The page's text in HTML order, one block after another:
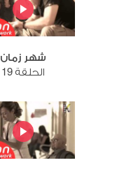
شهر زمان
الحلقة 19